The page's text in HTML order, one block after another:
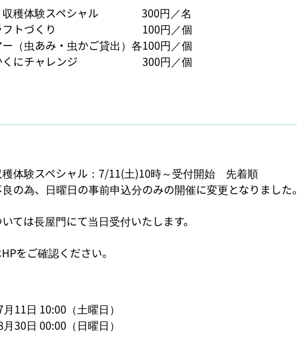
穫体験スペシャル　　　　300円／名
トづくり　　　　　　　　100円／個
（虫あみ・虫かご貸出）各100円／個
にチャレンジ　　　　　　300円／個
体験スペシャル：7/11(土)10時～受付開始　先着順
の為、日曜日の事前申込分のみの開催に変更となりました。
ては長屋門にて当日受付いたします。
をご確認ください。
11日 10:00（土曜日）
30日 00:00（日曜日）